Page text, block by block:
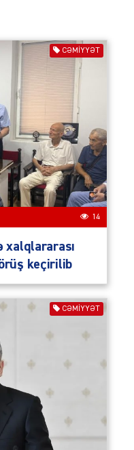
CƏMIYYƏT
14
xalqlararası
keçirilib
CƏMIYYƏT